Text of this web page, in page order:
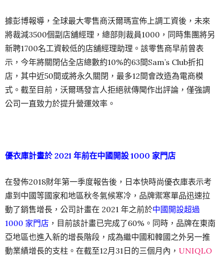
據彭博報導，全球最大零售商沃爾瑪宣佈上調工資後，未來
將裁減3500個副店舖經理，總部則裁員1000，同時集團將另
新聘1700名工資較低的店舖經理助理。該零售商早前曾表
示，今年將關閉佔全店總數約10%的63間Sam’s Club折扣
店，其中近50間或將永久關閉，最多12間會改造為電商模
式。截至目前，沃爾瑪發言人拒絕就傳聞作出評論，僅強調
公司一直致力於提升營運效率。
優衣庫計畫於 2021 年前在中國開設 1000 家門店
在發佈2018財年第一季度報告後，日本快時尚優衣庫表示考
慮到中國等國家和地區秋冬氣候寒冷，品牌禦寒單品迅速拉
動了銷售增長，公司計畫在 2021 年之前於中國開設超過
1000 家門店 ，目前該計畫已完成了60%。同時，品牌在東南
亞地區也進入新的增長階段，成為繼中國和韓國之外另一推
動業績增長的支柱。在截至12月31日的三個月內， UNIQLO